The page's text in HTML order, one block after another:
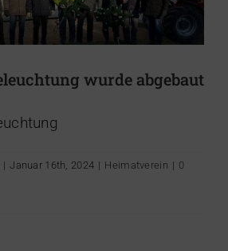
wurde abgebaut
| Januar 16th, 2024 | Heimatverein | 0